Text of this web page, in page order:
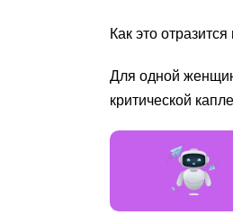
Как это
Для одной
критической